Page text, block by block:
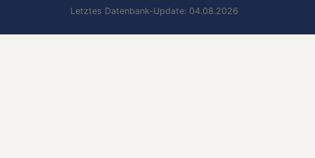
Letztes Datenbank-Update: 04.08.2026